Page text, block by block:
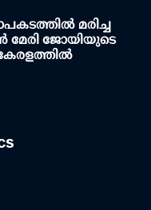
മരിച്ച
ജോയിയുടെ